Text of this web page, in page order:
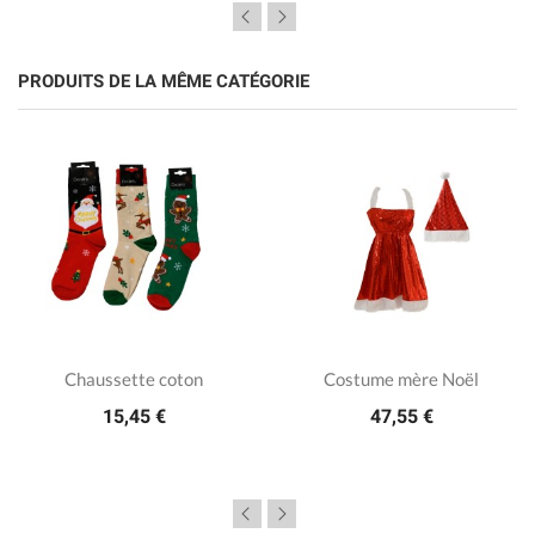
PRODUITS DE LA MÊME CATÉGORIE
Chaussette coton
15,45 €
Costume mère Noël
47,55 €